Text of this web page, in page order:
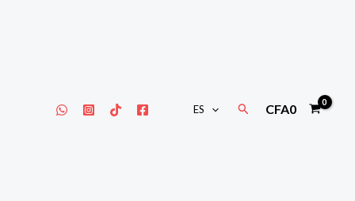
ES BuscarCFA0